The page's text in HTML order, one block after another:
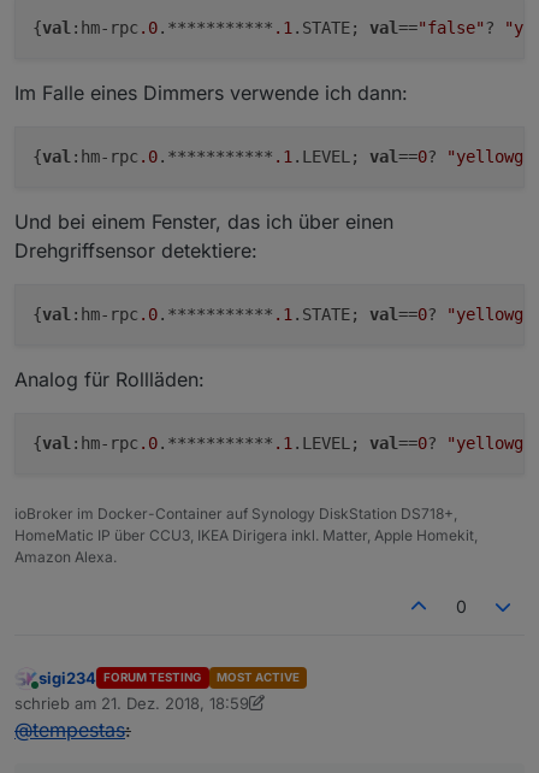
{val :hm-rpc .0.*********** .1 .STATE; val =="false"?
Im Falle eines Dimmers verwende ich dann:
{val :hm-rpc .0.*********** .1 .LEVEL; val ==0?
Und bei einem Fenster, das ich über einen
Drehgriffsensor detektiere:
{val :hm-rpc .0.*********** .1 .STATE; val ==0?
Analog für Rollläden:
{val :hm-rpc .0.*********** .1 .LEVEL; val ==0?
ioBroker im Docker-Container auf Synology DiskStation DS718+,
HomeMatic IP über CCU3, IKEA Dirigera inkl. Matter, Apple Homekit,
Amazon Alexa.
0
Online
sigi234 FORUM TESTING MOST ACTIVE
schrieb am 21. Dez. 2018, 18:59
zuletzt editiert von Jey Cee
@tempestas: